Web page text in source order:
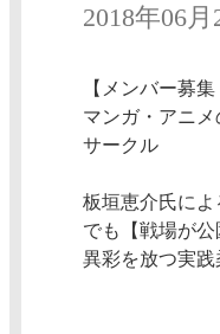
2018年06月
【メンバー募集
マンガ・アニ
サークル
板垣恵介氏に
でも【戦場が
異彩を放つ実践